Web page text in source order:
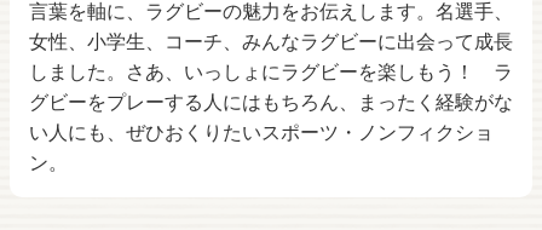
言葉を軸に、ラグビーの魅力をお伝えします。名選手、
女性、小学生、コーチ、みんなラグビーに出会って成長
しました。さあ、いっしょにラグビーを楽しもう！ ラ
グビーをプレーする人にはもちろん、まったく経験がな
い人にも、ぜひおくりたいスポーツ・ノンフィクショ
ン。